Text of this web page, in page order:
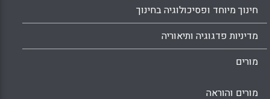
חינוך מיוחד ופסיכולוגיה בחינוך
מדיניות פדגוגיה ותיאוריה
מורים
מורים והוראה